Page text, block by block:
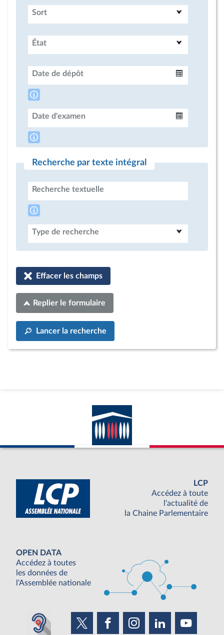
Sort
État
Date de dépôt
Date d'examen
Recherche par texte intégral
Recherche textuelle
Type de recherche
Effacer les champs
Replier le formulaire
Lancer la recherche
LCP
Accédez à toute
l'actualité de
la Chaine Parlementaire
OPEN DATA
Accédez à toutes
les données de
l'Assemblée nationale